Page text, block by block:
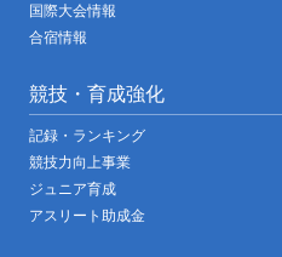
国際大会情報
合宿情報
競技・育成強化
記録・ランキング
競技力向上事業
ジュニア育成
アスリート助成金